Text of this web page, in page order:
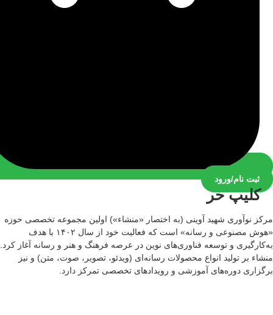
ثبت نام/ورود
کلیپ حر
مرکز نوآوری شهید آوینی (به اختصار «منشاء») اولین مجموعه تخصصی حوزه
«هوش مصنوعی و رسانه» است که فعالیت خود از سال ۱۴۰۲ با هدف
به‌کارگیری و توسعه فناوری‌های نوین در عرصه فرهنگ و هنر و رسانه آغاز کرد.
منشاء بر تولید انواع محصولات رسانه‌ای (ویدئو، تصویر، صوت، متن) و نیز
برگزاری دوره‌های آموزشی و رویدادهای تخصصی تمرکز دارد.